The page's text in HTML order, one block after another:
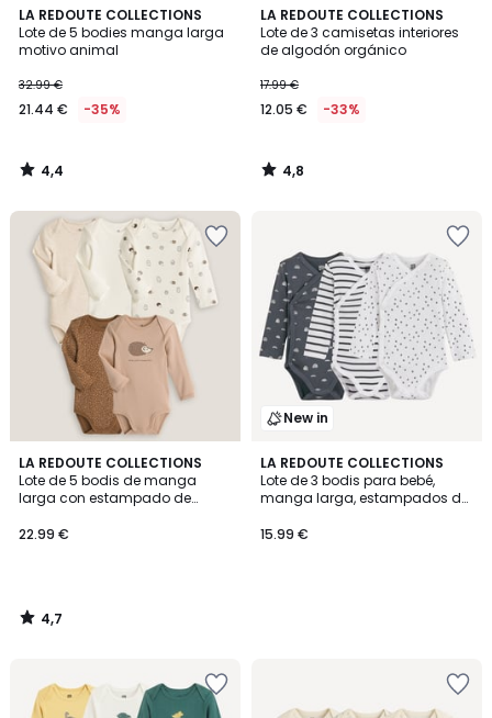
LA REDOUTE COLLECTIONS
Lote de 5 bodies manga larga
motivo animal
32.99 €
21.44 € -35%
4,4
/ 5
4,4
/
LA REDOUTE COLLECTIONS
Lote de 3 camisetas interiores
de algodón orgánico
17.99 €
12.05 € -33%
4,8
/ 5
4,8
/
LA REDOUTE COLLECTIONS
Lote de 5 bodis de manga
larga con estampado de
22.99 €
4,7
/ 5
4,7
/
New in
LA REDOUTE COLLECTIONS
Lote de 3 bodis para bebé,
manga larga, estampados de
15.99 €